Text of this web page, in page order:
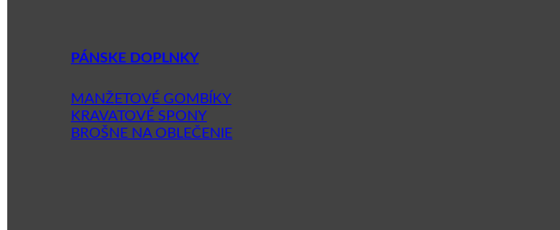
PÁNSKE DOPLNKY
MANŽETOVÉ GOMBÍKY
KRAVATOVÉ SPONY
BROŠNE NA OBLEČENIE